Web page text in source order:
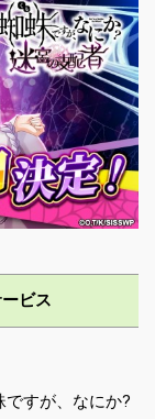
ビス
ですが、なにか?